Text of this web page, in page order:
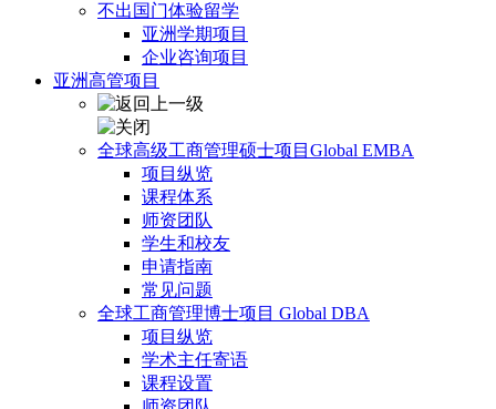
不出国门体验留学
亚洲学期项目
企业咨询项目
亚洲高管项目
全球高级工商管理硕士项目Global EMBA
项目纵览
课程体系
师资团队
学生和校友
申请指南
常见问题
全球工商管理博士项目 Global DBA
项目纵览
学术主任寄语
课程设置